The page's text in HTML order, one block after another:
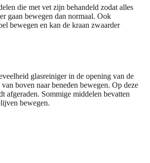
die met vet zijn behandeld zodat alles
gaan bewegen dan normaal. Ook
bewegen en kan de kraan zwaarder
glasreiniger in de opening van de
boven naar beneden bewegen. Op deze
afgeraden. Sommige middelen bevatten
bewegen.